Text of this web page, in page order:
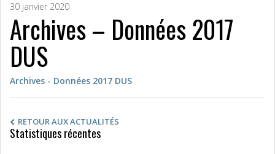
30 janvier 2020
Archives – Données 2017
DUS
Archives - Données 2017 DUS
RETOUR AUX ACTUALITÉS
Statistiques récentes